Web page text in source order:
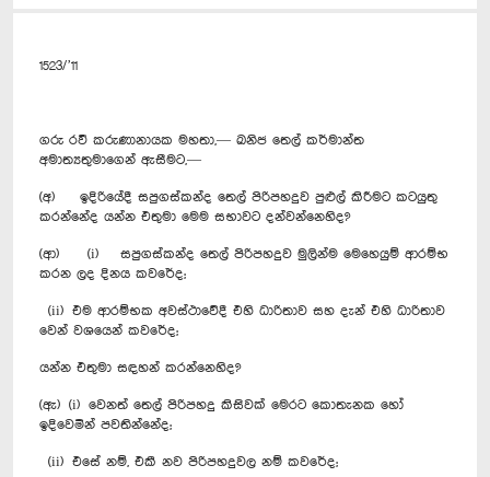
1523/’11
ගරු රවී කරුණානායක මහතා,— ඛනිජ තෙල් කර්මාන්ත
අමාත්‍යතුමාගෙන් ඇසීමට,—
(අ) ඉදිරියේදී සපුගස්කන්ද තෙල් පිරිපහදුව පුළුල් කිරීමට කටයුතු
කරන්නේද යන්න එතුමා මෙම සභාවට දන්වන්නෙහිද?
(ආ) (i) සපුගස්කන්ද තෙල් පිරිපහදුව මුලින්ම මෙහෙයුම් ආරම්භ
කරන ලද දිනය කවරේද;
(ii) එම ආරම්භක අවස්ථාවේදී එහි ධාරිතාව සහ දැන් එහි ධාරිතාව
වෙන් වශයෙන් කවරේද;
යන්න එතුමා සඳහන් කරන්නෙහිද?
(ඇ) (i) වෙනත් තෙල් පිරිපහදු කිසිවක් මෙරට කොතැනක හෝ
ඉදිවෙමින් පවතින්නේද;
(ii) එසේ නම්, එකී නව පිරිපහදුවල නම් කවරේද;